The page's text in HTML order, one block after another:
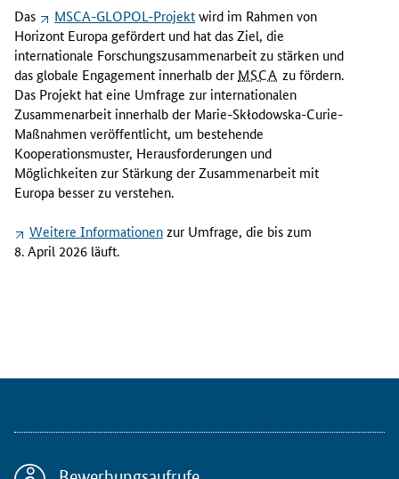
i
e
U
m
f
r
a
g
e
d
P
s
Das MSCA-GLOPOL-Projektwird im Rahmen von
Horizont Europa gefördert und hat das Ziel, die
internationale Forschungszusammenarbeit zu stärken und
das globale Engagement innerhalb der MSCA zu fördern.
Das Projekt hat eine Umfrage zur internationalen
Zusammenarbeit innerhalb der Marie-Skłodowska-Curie-
Maßnahmen veröffentlicht, um bestehende
Kooperationsmuster, Herausforderungen und
Möglichkeiten zur Stärkung der Zusammenarbeit mit
Europa besser zu verstehen.
Weitere Informationenzur Umfrage, die bis zum
8. April 2026 läuft.